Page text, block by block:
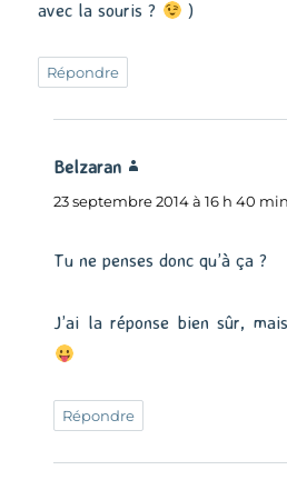
avec la souris ?
)
Répondre
Belzaran
23 septembre 2014 à 16 h 40 min
Tu ne penses donc qu’à ça ?
J’ai la réponse bien sûr,
Répondre